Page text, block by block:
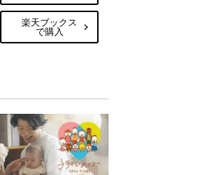
楽天ブックス
で購入